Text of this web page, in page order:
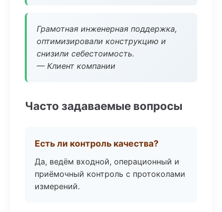
Грамотная инженерная поддержка,
оптимизировали конструкцию и
снизили себестоимость.
— Клиент компании
Часто задаваемые вопросы
Есть ли контроль качества?
Да, ведём входной, операционный и
приёмочный контроль с протоколами
измерений.